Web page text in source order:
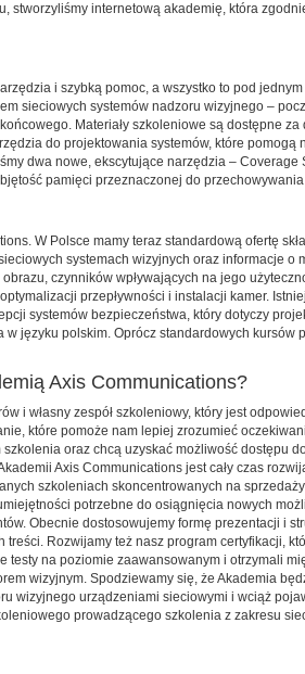
internetową akademię, która
i szybką pomoc, a wszystko to pod
sieciowych systemów nadzoru wizyjnego –
Materiały szkoleniowe są dostępne
do projektowania systemów, które pomogą
dwa nowe, ekscytujące narzędzia – Coverage
pamięci przeznaczonej do
W Polsce mamy teraz standardową ofertę
systemach wizyjnych oraz informacje o
czynników wpływających na jego
przepływności i instalacji kamer.
systemów bezpieczeństwa, który dotyczy
języku polskim. Oprócz standardowych kursów
Axis Communications?
i własny zespół szkoleniowy, który jest
które pomoże nam lepiej zrozumieć
oraz chcą uzyskać możliwość dostępu
Axis Communications jest cały czas
szkoleniach skoncentrowanych na
potrzebne do osiągnięcia nowych
Obecnie dostosowujemy formę prezentacji i
Rozwijamy też nasz program certyfikacji,
na poziomie zaawansowanym i otrzymali
wizyjnym. Spodziewamy się, że Akademia
wizyjnego urządzeniami sieciowymi i wciąż
prowadzącego szkolenia z zakresu